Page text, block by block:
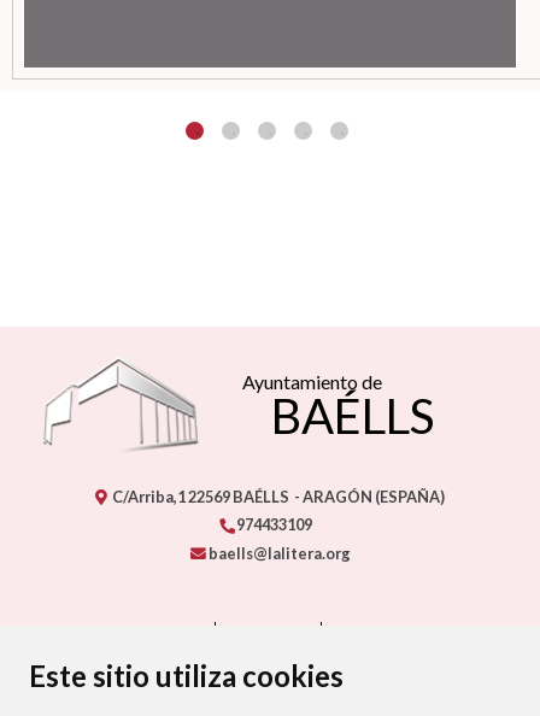
Este sitio utiliza cookies
Ayuntamiento de
BAÉLLS
C/Arriba,122569BAÉLLS - ARAGÓN (ESPAÑA)
974433109
baells@lalitera.org
PROTECCIÓN DE DATOS
POLÍTICA DE COOKIES